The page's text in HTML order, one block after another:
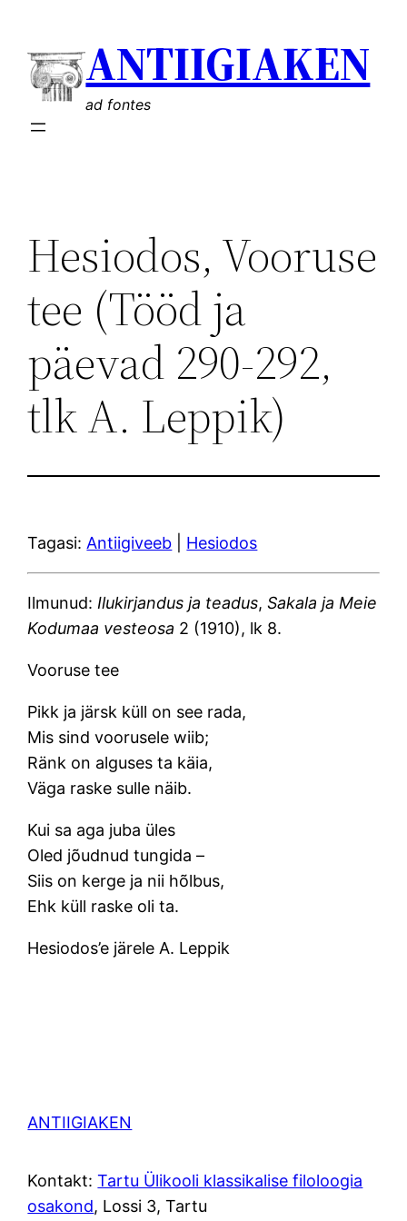
sisu
juurde
ANTIIGIAKEN
ad fontes
Hesiodos, Vooruse
tee (Tööd ja
päevad 290-292,
tlk A. Leppik)
Tagasi: Antiigiveeb Hesiodos
Ilmunud: Ilukirjandus ja teadus,Sakala ja Meie
Kodumaa vesteosa 2 (1910), lk 8.
Vooruse tee
Pikk ja järsk küll on see rada,
Mis sind voorusele wiib;
Ränk on alguses ta käia,
Väga raske sulle näib.
Kui sa aga juba üles
Oled jõudnud tungida –
Siis on kerge ja nii hõlbus,
Ehk küll raske oli ta.
Hesiodos’e järele A. Leppik
ANTIIGIAKEN
Kontakt:Tartu Ülikooli klassikalise filoloogia
osakond, Lossi 3, Tartu